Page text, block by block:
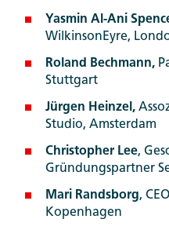
Yasmin Al-Ani
WilkinsonEyre,
Roland Bechmann,
Stuttgart
Jürgen Heinzel,
Studio, Amsterdam
Christopher Lee,
Gründungspartner
Mari Randsborg,
Kopenhagen